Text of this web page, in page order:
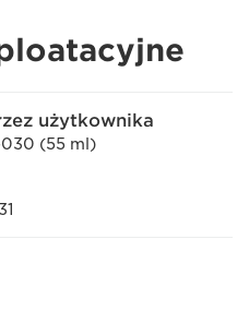
użytkownika
(55 ml)